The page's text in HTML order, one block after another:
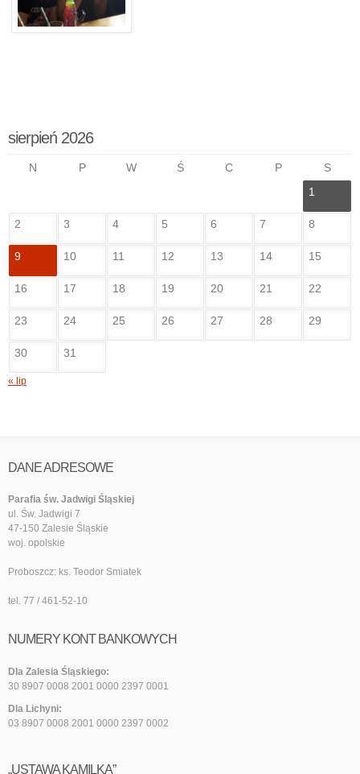
sierpień 2026
N P W Ś C P
S
1
2 3 4 5 6 7 8
9 10 11 12 13 14 15
16 17 18 19 20 21 22
23 24 25 26 27 28 29
30 31
« lip
DANE ADRESOWE
Parafia św. Jadwigi Śląskiej
ul. Św. Jadwigi 7
47-150 Zalesie Śląskie
woj. opolskie
Proboszcz: ks. Teodor Smiatek
tel. 77 / 461-52-10
NUMERY KONT BANKOWYCH
Dla Zalesia Śląskiego:
30 8907 0008 2001 0000 2397 0001
Dla Lichyni:
03 8907 0008 2001 0000 2397 0002
„USTAWA KAMILKA”